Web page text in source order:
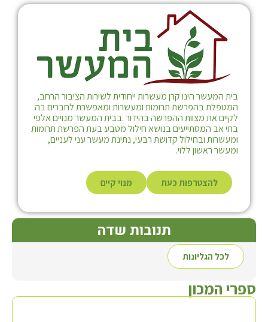
בית המעשר הינו קרן מעשרות ייחודית לשירות הציבור הרחב,
המטפלת בהפרשת תרומות ומעשרות ומאפשרת לחברים בה
לקיים את מצוות ההפרשה בהידור .בבית המעשר מנויים אלפי
בתי אב המסתייעים בנושא חילול מטבע בעת הפרשת תרומות
ומעשרות ובחילול קדושת רבעי, נתינת מעשר עני לעניים,
ומעשר ראשון ללוי.
להצטרפות כעת מנוי קיים
תנובות שדה
לכל הגליונות
ספרי המכון